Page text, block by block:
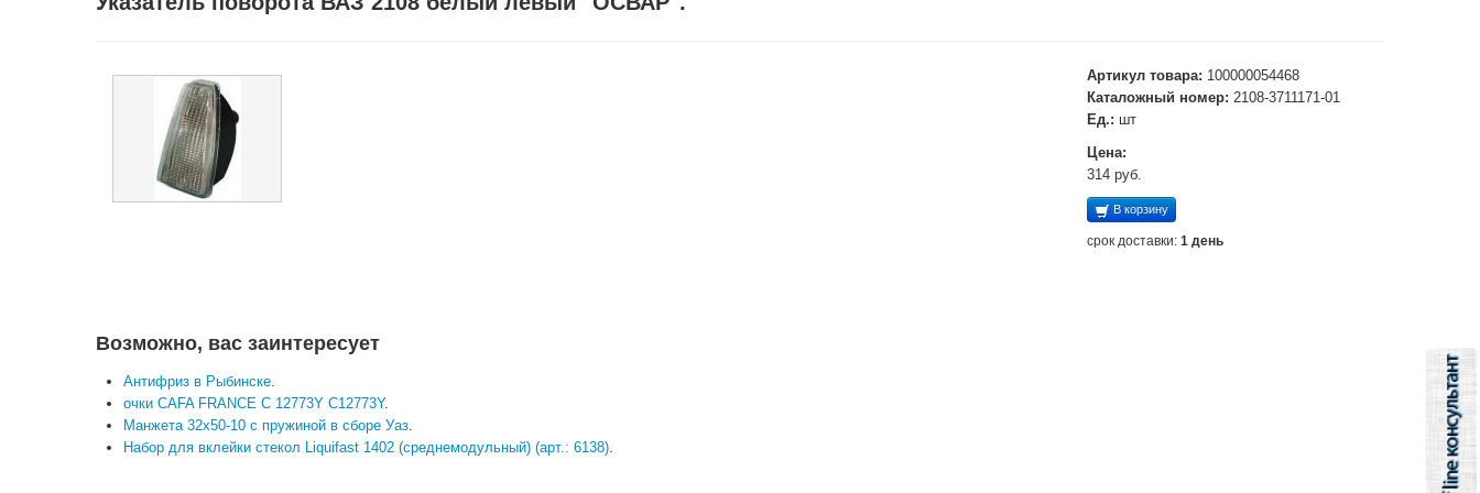
Артикул товара: 100000054468
Каталожный номер: 2108-3711171-01
Ед.: шт
Цена:
314 руб.
В корзину
срок доставки: 1 день
Возможно, вас заинтересует
Антифриз в Рыбинске.
очки CAFA FRANCE C 12773Y C12773Y.
Манжета 32х50-10 с пружиной в сборе Уаз.
Набор для вклейки стекол Liquifast 1402 (среднемодульный) (арт.: 6138).